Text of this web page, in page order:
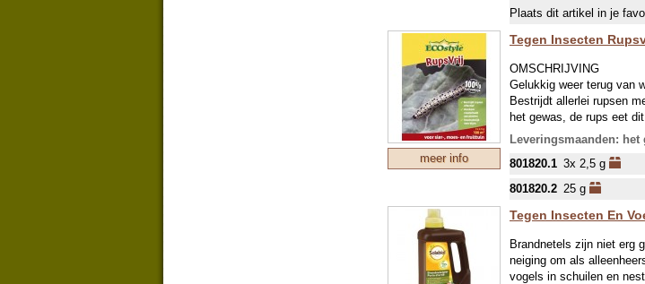
Plaats dit artikel in je
meer info
Tegen Insecten
OMSCHRIJVING
Gelukkig weer terug van
Bestrijdt allerlei rupsen
het gewas, de rups eet
sterfte de rups.
Werkzame stof: Bacillus
EIGENSCHAPPEN
Bestrijdt allerlei
Onschadelijk voor bijen
Rupsen bestrijden op
Leveringsmaanden: het
801820.1 3x 2,5 g
801820.2 25 g
Tegen Insecten En
Brandnetels zijn niet erg
neiging om als
vogels in schuilen en